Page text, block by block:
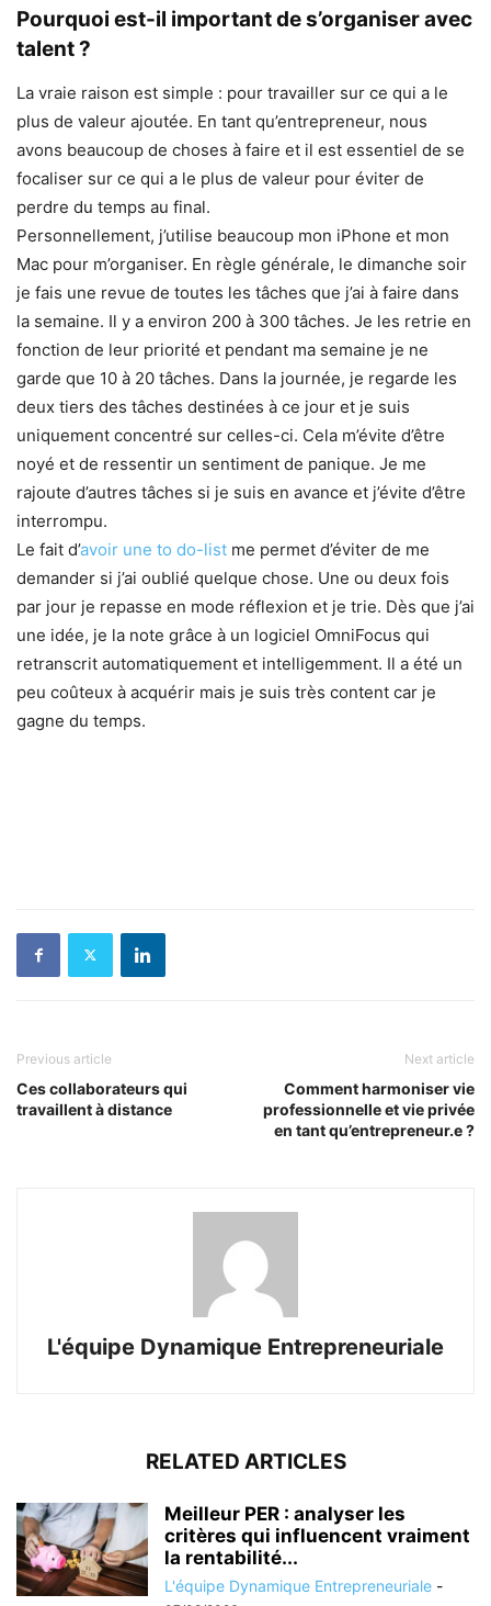
Pourquoi est-il important de s’organiser avec
talent ?
La vraie raison est simple : pour travailler sur ce qui a le
plus de valeur ajoutée. En tant qu’entrepreneur, nous
avons beaucoup de choses à faire et il est essentiel de se
focaliser sur ce qui a le plus de valeur pour éviter de
perdre du temps au final.
Personnellement, j’utilise beaucoup mon iPhone et mon
Mac pour m’organiser. En règle générale, le dimanche soir
je fais une revue de toutes les tâches que j’ai à faire dans
la semaine. Il y a environ 200 à 300 tâches. Je les retrie en
fonction de leur priorité et pendant ma semaine je ne
garde que 10 à 20 tâches. Dans la journée, je regarde les
deux tiers des tâches destinées à ce jour et je suis
uniquement concentré sur celles-ci. Cela m’évite d’être
noyé et de ressentir un sentiment de panique. Je me
rajoute d’autres tâches si je suis en avance et j’évite d’être
interrompu.
Le fait d’avoir une to do-list me permet d’éviter de me
demander si j’ai oublié quelque chose. Une ou deux fois
par jour je repasse en mode réflexion et je trie. Dès que j’ai
une idée, je la note grâce à un logiciel OmniFocus qui
retranscrit automatiquement et intelligemment. Il a été un
peu coûteux à acquérir mais je suis très content car je
gagne du temps.
Previous article
Ces collaborateurs qui
travaillent à distance
Next article
Comment harmoniser vie
professionnelle et vie privée
en tant qu’entrepreneur.e ?
L'équipe Dynamique Entrepreneuriale
RELATED ARTICLES
Meilleur PER : analyser les
critères qui influencent vraiment
la rentabilité...
L'équipe Dynamique Entrepreneuriale -